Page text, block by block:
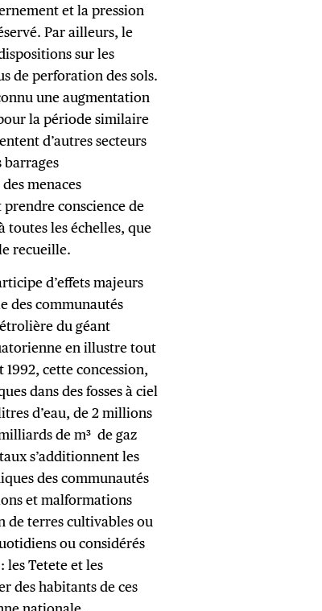
et la pression
Par ailleurs, le
sur les
de perforation des sols.
une augmentation
la période similaire
d’autres secteurs
barrages
menaces
conscience de
toutes les échelles, que
recueille.
d’effets majeurs
des communautés
du géant
en illustre tout
cette concession,
dans des fosses à ciel
d’eau, de 2 millions
de m³ de gaz
s’additionnent les
des communautés
et malformations
de terres cultivables ou
ou considérés
les Tetete et les
des habitants de ces